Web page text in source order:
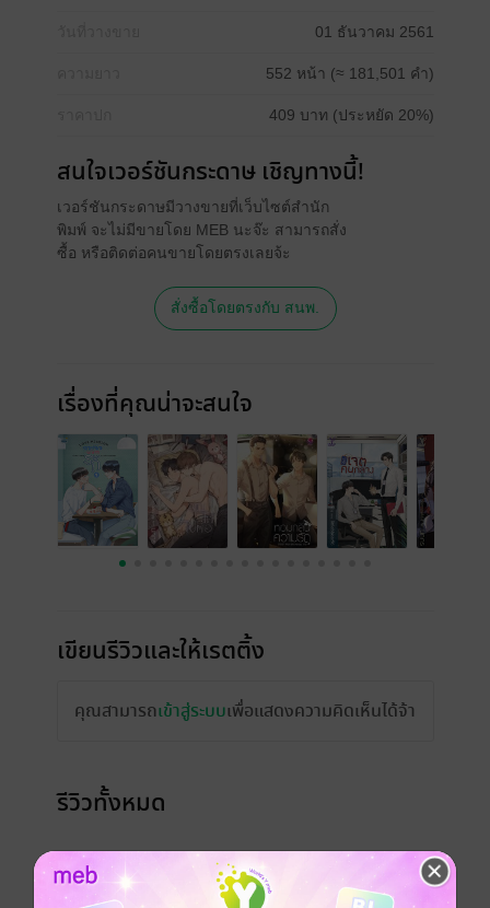
01 ธันวาคม 2561
552 หน้า (≈ 181,501 คำ)
409 บาท (ประหยัด 20%)
สนใจเวอร์ชันกระดาษ เชิญทางนี้!
เวอร์ชันกระดาษมีวางขายที่เว็บไซต์สำนัก
พิมพ์ จะไม่มีขายโดย MEB นะจ๊ะ สามารถสั่ง
ซื้อ หรือติดต่อคนขายโดยตรงเลยจ้ะ
สั่งซื้อโดยตรงกับ สนพ.
เรื่องที่คุณน่าจะสนใจ
เขียนรีวิวและให้เรตติ้ง
คุณสามารถเข้าสู่ระบบเพื่อแสดงความคิดเห็นได้จ้า
รีวิวทั้งหมด
หน้าที่ 1